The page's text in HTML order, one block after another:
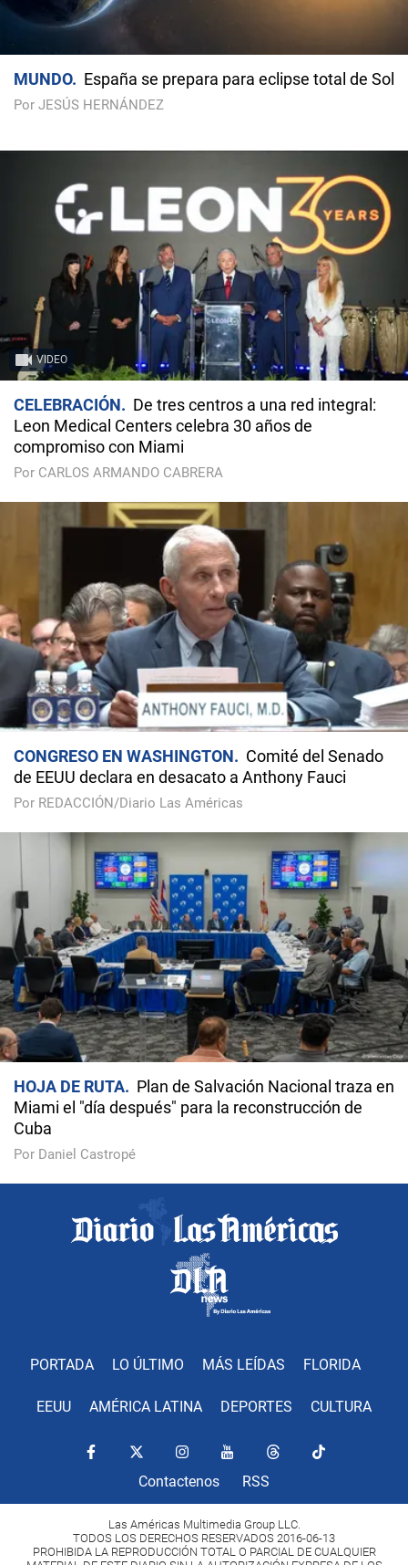
MUNDO España se prepara para eclipse total de Sol
Por JESÚS HERNÁNDEZ
VIDEO
CELEBRACIÓN
De tres centros a una red integral:
Leon Medical Centers celebra 30 años de
compromiso con Miami
Por CARLOS ARMANDO CABRERA
CONGRESO EN WASHINGTON
Comité del Senado
de EEUU declara en desacato a Anthony Fauci
Por REDACCIÓN/Diario Las Américas
HOJA DE RUTA
Plan de Salvación Nacional traza en
Miami el "día después" para la reconstrucción de
Cuba
Por Daniel Castropé
PORTADA LO ÚLTIMO MÁS LEÍDAS FLORIDA
EEUU AMÉRICA LATINA DEPORTES CULTURA
Contactenos RSS
Las Américas Multimedia Group LLC.
TODOS LOS DERECHOS RESERVADOS 2016-06-13
PROHIBIDA LA REPRODUCCIÓN TOTAL O PARCIAL DE CUALQUIER